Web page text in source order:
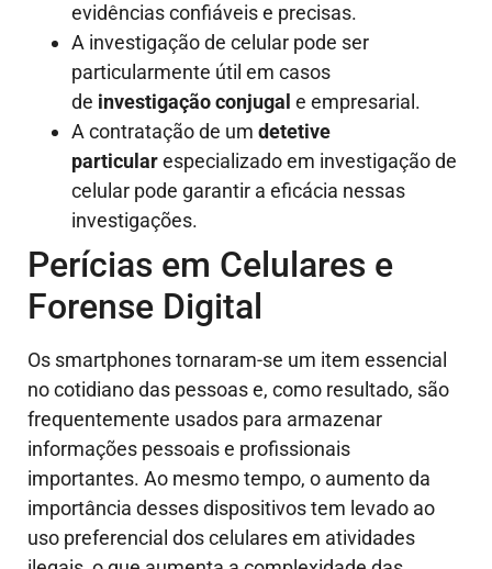
evidências confiáveis e precisas.
A investigação de celular pode ser
particularmente útil em casos
de investigação conjugal e empresarial.
A contratação de um detetive
particularespecializado em investigação de
celular pode garantir a eficácia nessas
investigações.
Perícias em Celulares e
Forense Digital
Os smartphones tornaram-se um item essencial
no cotidiano das pessoas e, como resultado, são
frequentemente usados para armazenar
informações pessoais e profissionais
importantes. Ao mesmo tempo, o aumento da
importância desses dispositivos tem levado ao
uso preferencial dos celulares em atividades